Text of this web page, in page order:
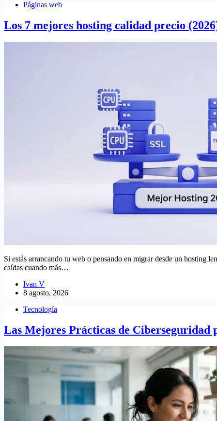
Páginas web
Los 7 mejores hosting calidad precio
Si estás arrancando tu web o pensando en migrar desde un hosting
caídas cuando más…
Ivan V
8 agosto, 2026
Tecnología
Las Mejores Prácticas de Ciberseguridad